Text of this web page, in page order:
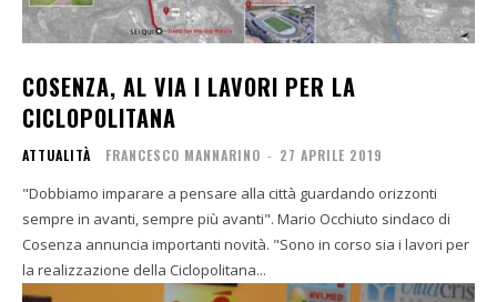
COSENZA, AL VIA I LAVORI PER LA
CICLOPOLITANA
ATTUALITÀ FRANCESCO MANNARINO - 27 APRILE 2019
"Dobbiamo imparare a pensare alla città guardando orizzonti
sempre in avanti, sempre più avanti". Mario Occhiuto sindaco di
Cosenza annuncia importanti novità. "Sono in corso sia i lavori per
la realizzazione della Ciclopolitana...